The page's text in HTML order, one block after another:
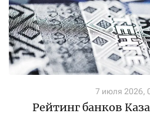
7 июля 2026,
Рейтинг банков